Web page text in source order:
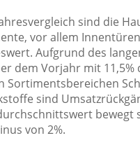
sind die
vor allem
Aufgrund des
dem Vorjahr mit
Sortimentsbereichen
sind
bewegt
von 2%.